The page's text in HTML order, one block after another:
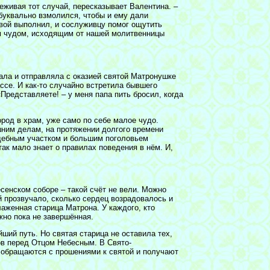
тот случай, пересказывает Валентина. –
взмолился, чтобы и ему дали
выполнил, и сослуживцу помог ощутить
чудом, исходящим от нашей молитвенницы
и отправляла с оказией святой Матронушке
И как-то случайно встретила бывшего
– у меня папа пить бросил, когда
в храм, уже само по себе малое чудо.
делам, на протяжении долгого времени
участком и большим поголовьем
мало знает о правилах поведения в нём. И,
соборе – такой счёт не вели. Можно
сколько сердец возрадовалось и
старица Матрона. У каждого, кто
пока не завершённая.
путь. Но святая старица не оставила тех,
перед Отцом Небесным. В Свято-
с прошениями к святой и получают